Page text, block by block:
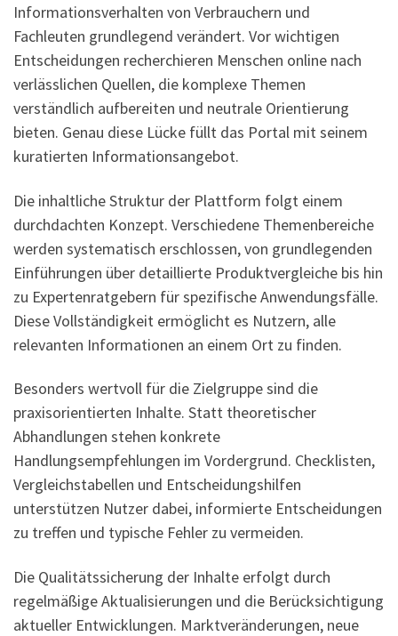
Informationsverhalten von Verbrauchern und
Fachleuten grundlegend verändert. Vor wichtigen
Entscheidungen recherchieren Menschen online nach
verlässlichen Quellen, die komplexe Themen
verständlich aufbereiten und neutrale Orientierung
bieten. Genau diese Lücke füllt das Portal mit seinem
kuratierten Informationsangebot.
Die inhaltliche Struktur der Plattform folgt einem
durchdachten Konzept. Verschiedene Themenbereiche
werden systematisch erschlossen, von grundlegenden
Einführungen über detaillierte Produktvergleiche bis hin
zu Expertenratgebern für spezifische Anwendungsfälle.
Diese Vollständigkeit ermöglicht es Nutzern, alle
relevanten Informationen an einem Ort zu finden.
Besonders wertvoll für die Zielgruppe sind die
praxisorientierten Inhalte. Statt theoretischer
Abhandlungen stehen konkrete
Handlungsempfehlungen im Vordergrund. Checklisten,
Vergleichstabellen und Entscheidungshilfen
unterstützen Nutzer dabei, informierte Entscheidungen
zu treffen und typische Fehler zu vermeiden.
Die Qualitätssicherung der Inhalte erfolgt durch
regelmäßige Aktualisierungen und die Berücksichtigung
aktueller Entwicklungen. Marktveränderungen, neue